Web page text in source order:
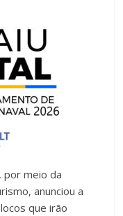
por meio da
anunciou a
que irão